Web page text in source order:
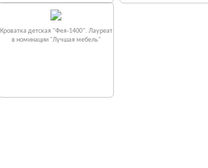
Кроватка детская "Фея-1400". Лауреат
в номинации "Лучшая мебель"